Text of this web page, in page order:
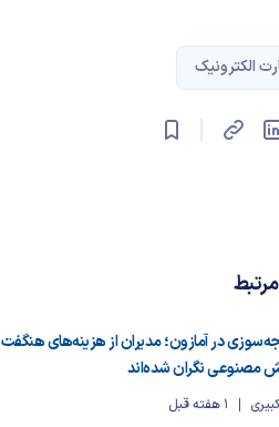
الکترونیک
در آمازون؛ مدیران از هزینه‌های هنگفت
مصنوعی نگران شده‌اند
1 هفته قبل